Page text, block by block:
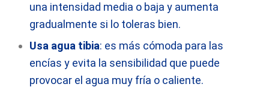
una intensidad media o baja y aumenta
gradualmente si lo toleras bien.
Usa agua tibia: es más cómoda para las
encías y evita la sensibilidad que puede
provocar el agua muy fría o caliente.